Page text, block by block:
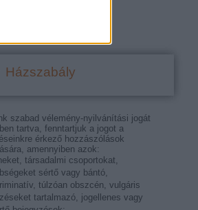
Házszabály
szabad vélemény-nyilvánítási jogát
tartva, fenntartjuk a jogot a
érkező hozzászólások
amennyiben azok:
társadalmi csoportokat,
sértő vagy bántó,
túlzóan obszcén, vulgáris
tartalmazó, jogellenes vagy